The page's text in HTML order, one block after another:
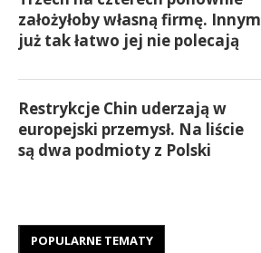
założyłoby własną firmę. Innym
już tak łatwo jej nie polecają
Restrykcje Chin uderzają w
europejski przemysł. Na liście
są dwa podmioty z Polski
POPULARNE TEMATY